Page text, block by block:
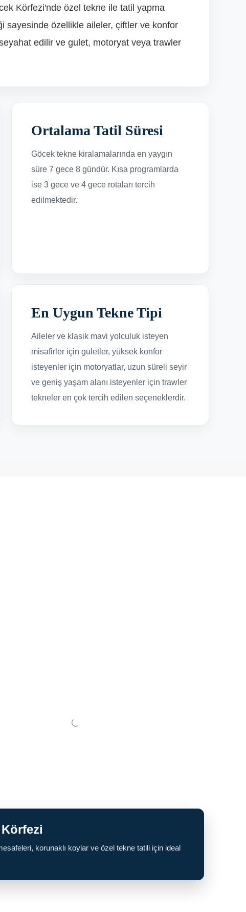
Körfezi'nde özel tekne ile tatil yapma
sayesinde özellikle aileler, çiftler ve konfor
edilir ve gulet, motoryat veya trawler
Ortalama Tatil Süresi
Göcek tekne kiralamalarında en yaygın
süre 7 gece 8 gündür. Kısa programlarda
ise 3 gece ve 4 gece rotaları tercih
edilmektedir.
En Uygun Tekne Tipi
Aileler ve klasik mavi yolculuk isteyen
misafirler için guletler, yüksek konfor
isteyenler için motoryatlar, uzun süreli seyir
ve geniş yaşam alanı isteyenler için trawler
tekneler en çok tercih edilen seçeneklerdir.
korunaklı koylar ve özel tekne tatili için ideal